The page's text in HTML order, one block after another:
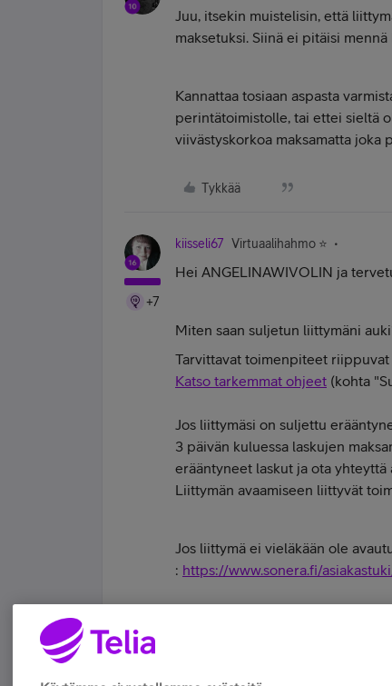
Juu, itsekin muistelisin, että
maksetuksi. Siinä ei pitäisi
Kannattaa tosiaan aspasta
perintätoimistolle, tai ettei sieltä
viivästyskorkoa maksamatta joka
Tykkää
+7
kiisseli67 Virtuaalihahmo ⭐️
Hei ANGELINAWIVOLIN ja
Miten saan suljetun liittymäni
Tarvittavat toimenpiteet riippuvat
Katso tarkemmat ohjeet (kohta
Jos liittymäsi on suljettu
3 päivän kuluessa laskujen
erääntyneet laskut ja ota yhteyttä
Liittymän avaamiseen liittyvät
Jos liittymä ei vieläkään ole
: https://www.sonera.fi/